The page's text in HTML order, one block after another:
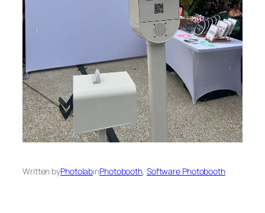
Written byPhotolabinPhotobooth, Software Photobooth